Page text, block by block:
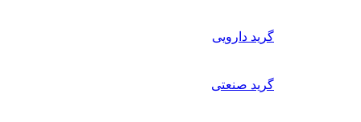
گرید دارویی
گرید صنعتی